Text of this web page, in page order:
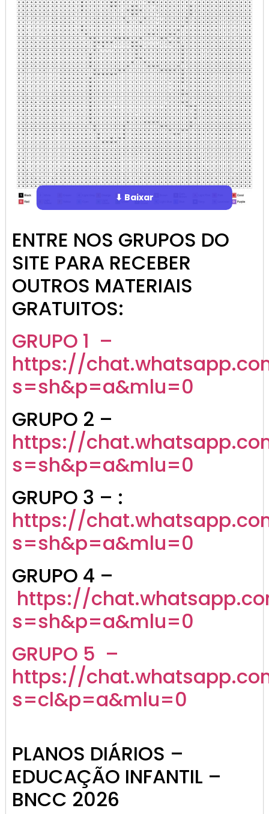
⬇ Baixar
ENTRE NOS GRUPOS DO
SITE PARA RECEBER
OUTROS MATERIAIS
GRATUITOS:
GRUPO 1 –
https://
s=sh&p=a&mlu=0
GRUPO 2 –
https://
s=sh&p=a&mlu=0
GRUPO 3 – :
https://
s=sh&p=a&mlu=0
GRUPO 4 –
https://
s=sh&p=a&mlu=0
GRUPO 5 –
https://
s=cl&p=a&mlu=0
PLANOS DIÁRIOS –
EDUCAÇÃO INFANTIL –
BNCC 2026